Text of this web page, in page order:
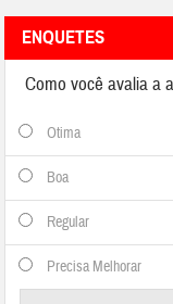
ENQUETES
Como você avalia a
Otima
Boa
Regular
Precisa Melhorar